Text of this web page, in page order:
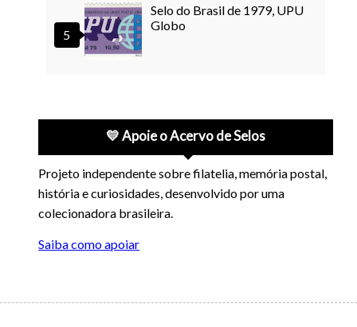
Selo do Brasil de 1979, UPU
Globo
💛 Apoie o Acervo de Selos
Projeto independente sobre filatelia, memória postal,
história e curiosidades, desenvolvido por uma
colecionadora brasileira.
Saiba como apoiar